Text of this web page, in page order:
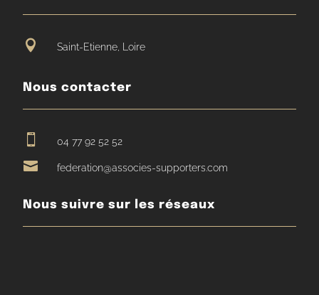
 Saint-Etienne, Loire
Nous contacter
 04 77 92 52 52
 federation@associes-supporters.com
Nous suivre sur les réseaux